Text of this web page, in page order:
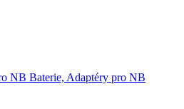
Baterie, Adaptéry pro NB